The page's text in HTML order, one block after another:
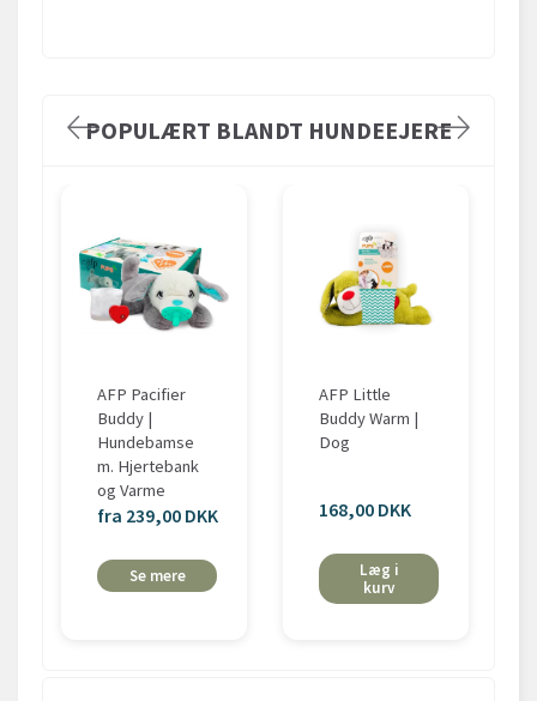
POPULÆRT BLANDT HUNDEEJERE
AFP Pacifier
Buddy |
Hundebamse
m. Hjertebank
og Varme
fra 239,00 DKK
Se mere
AFP Little
Buddy Warm |
Dog
168,00 DKK
Læg i
kurv